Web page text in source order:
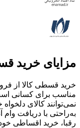
مزایای خرید
خرید قسطی کالا از
مناسب برای کسانی
نمی‌توانند کالای
به‌راحتی با دریافت وام
رقبا، خرید اقساطی خود